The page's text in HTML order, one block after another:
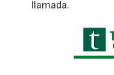
llamada.